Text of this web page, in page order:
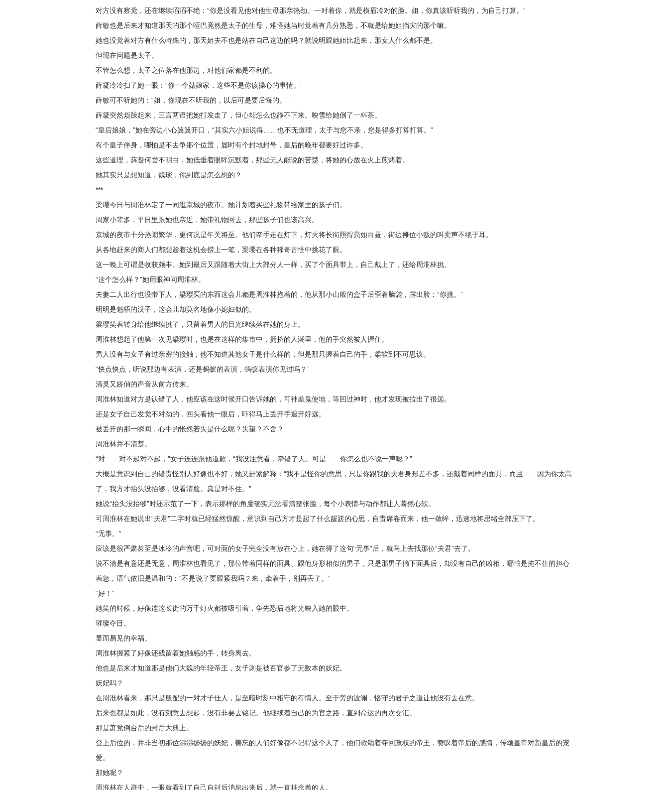
对方没有察觉，还在继续滔滔不绝：“你是没看见他对他生母那亲热劲。一对着你，就是横眉冷对的脸。姐，你真该听听我的，为自己打算。”
薛敏也是后来才知道那天的那个哑巴竟然是太子的生母，难怪她当时觉着有几分熟悉，不就是给她姐挡灾的那个嘛。
她也没觉着对方有什么特殊的，那天姐夫不也是站在自己这边的吗？就说明跟她姐比起来，那女人什么都不是。
但现在问题是太子。
不管怎么想，太子之位落在他那边，对他们家都是不利的。
薛凝冷冷扫了她一眼：“你一个姑娘家，这些不是你该操心的事情。”
薛敏可不听她的：“姐，你现在不听我的，以后可是要后悔的。”
薛凝突然烦躁起来，三言两语把她打发走了，但心却怎么也静不下来。映雪给她倒了一杯茶。
“皇后娘娘，”她在旁边小心翼翼开口，“其实六小姐说得……也不无道理，太子与您不亲，您是得多打算打算。”
有个皇子伴身，哪怕是不去争那个位置，届时有个封地封号，皇后的晚年都要好过许多。
这些道理，薛凝何尝不明白，她低垂着眼眸沉默着，那些无人能说的苦楚，将她的心放在火上煎烤着。
她其实只是想知道，魏琰，你到底是怎么想的？
***
梁璎今日与周淮林定了一同逛京城的夜市。她计划着买些礼物带给家里的孩子们。
周家小辈多，平日里跟她也亲近，她带礼物回去，那些孩子们也该高兴。
京城的夜市十分热闹繁华，更何况是年关将至。他们牵手走在灯下，灯火将长街照得亮如白昼，街边摊位小贩的叫卖声不绝于耳。
从各地赶来的商人们都想趁着这机会捞上一笔，梁璎在各种稀奇古怪中挑花了眼。
这一晚上可谓是收获颇丰。她到最后又跟随着大街上大部分人一样，买了个面具带上，自己戴上了，还给周淮林挑。
“这个怎么样？”她用眼神问周淮林。
夫妻二人出行也没带下人，梁璎买的东西这会儿都是周淮林抱着的，他从那小山般的盒子后歪着脑袋，露出脸：“你挑。”
明明是魁梧的汉子，这会儿却莫名地像小媳妇似的。
梁璎笑着转身给他继续挑了，只留着男人的目光继续落在她的身上。
周淮林想起了他第一次见梁璎时，也是在这样的集市中，拥挤的人潮里，他的手突然被人握住。
男人没有与女子有过亲密的接触，他不知道其他女子是什么样的，但是那只握着自己的手，柔软到不可思议。
“快点快点，听说那边有表演，还是蚂蚁的表演，蚂蚁表演你见过吗？”
清灵又娇俏的声音从前方传来。
周淮林知道对方是认错了人，他应该在这时候开口告诉她的，可神差鬼使地，等回过神时，他才发现被拉出了很远。
还是女子自己发觉不对劲的，回头看他一眼后，吓得马上丢开手退开好远。
被丢开的那一瞬间，心中的怅然若失是什么呢？失望？不舍？
周淮林并不清楚。
“对……对不起对不起，”女子连连跟他道歉，“我没注意看，牵错了人。可是……你怎么也不说一声呢？”
大概是意识到自己的错责怪别人好像也不好，她又赶紧解释：“我不是怪你的意思，只是你跟我的夫君身形差不多，还戴着同样的面具，而且……因为你太高
了，我方才抬头没抬够，没看清脸。真是对不住。”
她说“抬头没抬够”时还示范了一下，表示那样的角度确实无法看清整张脸，每个小表情与动作都让人蓦然心软。
可周淮林在她说出“夫君”二字时就已经猛然惊醒，意识到自己方才是起了什么龌蹉的心思，自责席卷而来，他一敛眸，迅速地将思绪全部压下了。
“无事。”
应该是很严肃甚至是冰冷的声音吧，可对面的女子完全没有放在心上，她在得了这句“无事”后，就马上去找那位“夫君”去了。
说不清是有意还是无意，周淮林也看见了，那位带着同样的面具、跟他身形相似的男子，只是那男子摘下面具后，却没有自己的凶相，哪怕是掩不住的担心
着急，语气依旧是温和的：“不是说了要跟紧我吗？来，牵着手，别再丢了。”
“好！”
她笑的时候，好像连这长街的万千灯火都被吸引着，争先恐后地将光映入她的眼中。
璀璨夺目。
显而易见的幸福。
周淮林握紧了好像还残留着她触感的手，转身离去。
他也是后来才知道那是他们大魏的年轻帝王，女子则是被百官参了无数本的妖妃。
妖妃吗？
在周淮林看来，那只是般配的一对才子佳人，是至暗时刻中相守的有情人。至于旁的波澜，恪守的君子之道让他没有去在意。
后来也都是如此，没有刻意去想起，没有非要去铭记。他继续着自己的为官之路，直到命运的再次交汇。
那是萧党倒台后的封后大典上。
登上后位的，并非当初那位沸沸扬扬的妖妃，善忘的人们好像都不记得这个人了，他们歌颂着夺回政权的帝王，赞叹着帝后的感情，传颂皇帝对新皇后的宠
爱。
那她呢？
周淮林在人群中，一眼就看到了自己自封后消息出来后，就一直挂念着的人。